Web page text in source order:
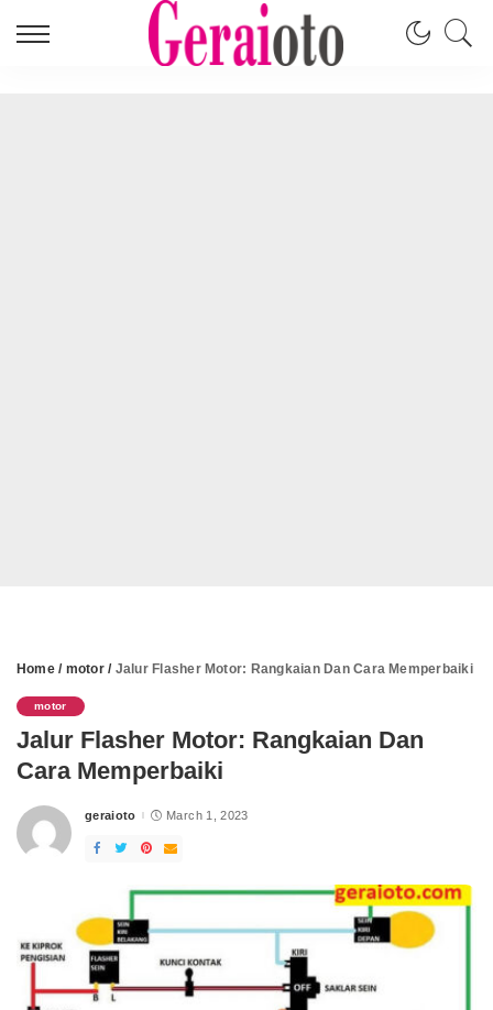
Home/ motor/ Jalur Flasher Motor: Rangkaian Dan Cara Memperbaiki
motor
Jalur Flasher Motor: Rangkaian Dan
Cara Memperbaiki
Posted
geraioto March 1, 2023